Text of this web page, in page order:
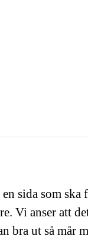
sida som ska
Vi anser att
bra ut så mår